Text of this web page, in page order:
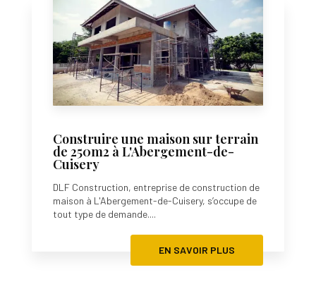
Construire une maison sur terrain
de 250m2 à L'Abergement-de-
Cuisery
DLF Construction, entreprise de construction de
maison à L'Abergement-de-Cuisery, s’occupe de
tout type de demande....
EN SAVOIR PLUS